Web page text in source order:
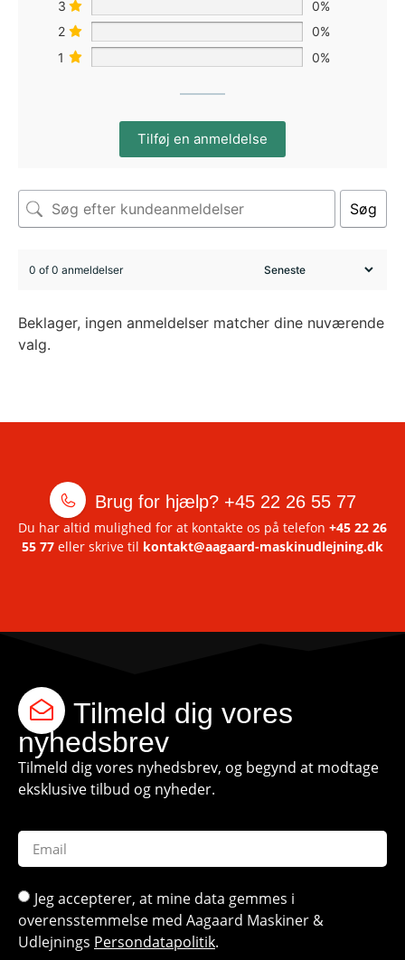
3
0%
2
0%
1
0%
Tilføj en anmeldelse
Søg
0 of 0 anmeldelser
Beklager, ingen anmeldelser matcher dine nuværende
valg.
Brug for hjælp? +45 22 26 55 77
Du har altid mulighed for at kontakte os på telefon +45 22 26
55 77 eller skrive til kontakt@aagaard-maskinudlejning.dk
Tilmeld dig vores
nyhedsbrev
Tilmeld dig vores nyhedsbrev, og begynd at modtage
eksklusive tilbud og nyheder.
Jeg accepterer, at mine data gemmes i
overensstemmelse med Aagaard Maskiner &
Udlejnings Persondatapolitik.